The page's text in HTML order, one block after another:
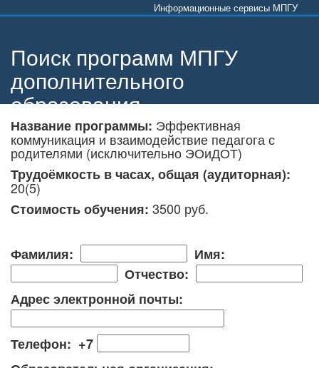
Информационные сервисы МПГУ
Поиск программ МПГУ
дополнительного
образования
Название программы: Эффективная
коммуникация и взаимодействие педагога с
родителями (исключительно ЭОиДОТ)
Трудоёмкость в часах, общая (аудиторная):
20(5)
Стоимость обучения: 3500 руб.
Фамилия:
Имя:
Отчество:
Адрес электронной почты:
Телефон: +7